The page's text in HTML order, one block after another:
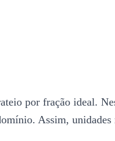
por fração ideal.
Assim,